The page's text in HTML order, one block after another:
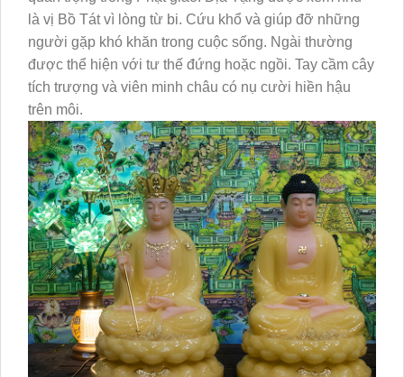
là vị Bồ Tát vì lòng từ bi. Cứu khổ và giúp đỡ những
người gặp khó khăn trong cuộc sống. Ngài thường
được thể hiện với tư thế đứng hoặc ngồi. Tay cầm cây
tích trượng và viên minh châu có nụ cười hiền hậu
trên môi.